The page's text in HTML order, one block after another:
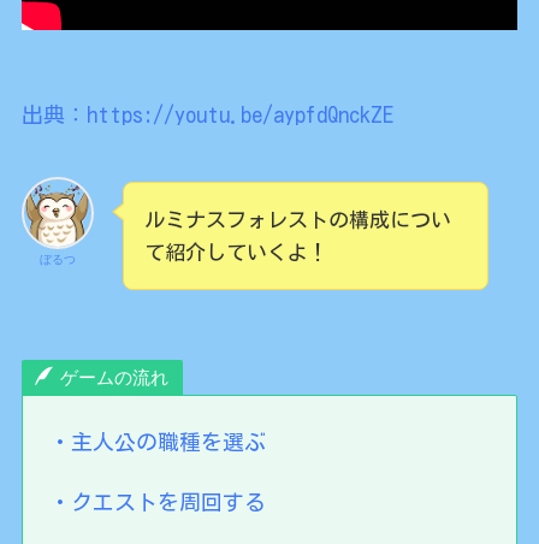
出典：https://youtu.be/aypfdQnckZE
ぼるつ
ルミナスフォレストの構成につい
て紹介していくよ！
ゲームの流れ
・主人公の職種を選ぶ
・クエストを周回する